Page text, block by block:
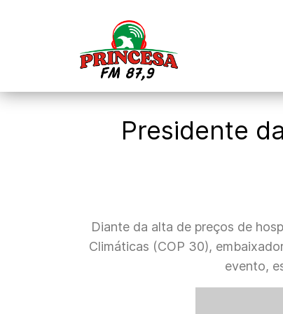
Presidente
Diante da alta de preços de
Climáticas (COP 30),
evento,